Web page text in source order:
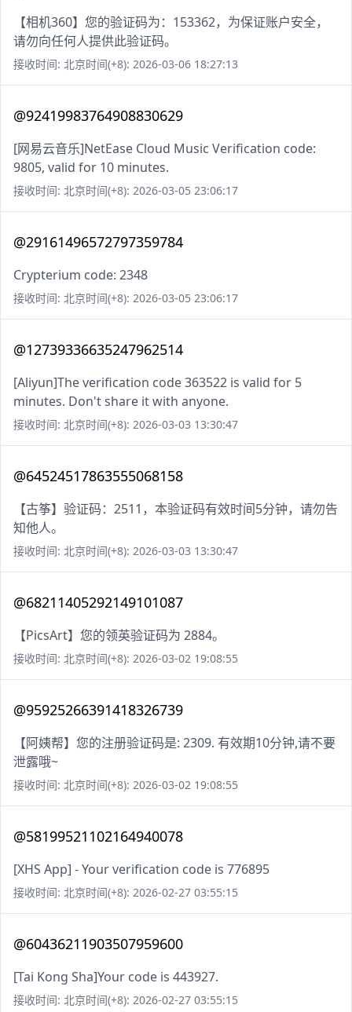
【相机360】您的验证码为：153362，为保证账户安全，
请勿向任何人提供此验证码。
接收时间: 北京时间(+8): 2026-03-06 18:27:13
@92419983764908830629
[网易云音乐]NetEase Cloud Music Verification code:
9805, valid for 10 minutes.
接收时间: 北京时间(+8): 2026-03-05 23:06:17
@29161496572797359784
Crypterium code: 2348
接收时间: 北京时间(+8): 2026-03-05 23:06:17
@12739336635247962514
[Aliyun]The verification code 363522 is valid for 5
minutes. Don't share it with anyone.
接收时间: 北京时间(+8): 2026-03-03 13:30:47
@64524517863555068158
【古筝】验证码：2511，本验证码有效时间5分钟，请勿告
知他人。
接收时间: 北京时间(+8): 2026-03-03 13:30:47
@68211405292149101087
【PicsArt】您的领英验证码为 2884。
接收时间: 北京时间(+8): 2026-03-02 19:08:55
@95925266391418326739
【阿姨帮】您的注册验证码是: 2309. 有效期10分钟,请不要
泄露哦~
接收时间: 北京时间(+8): 2026-03-02 19:08:55
@58199521102164940078
[XHS App] - Your verification code is 776895
接收时间: 北京时间(+8): 2026-02-27 03:55:15
@60436211903507959600
[Tai Kong Sha]Your code is 443927.
接收时间: 北京时间(+8): 2026-02-27 03:55:15